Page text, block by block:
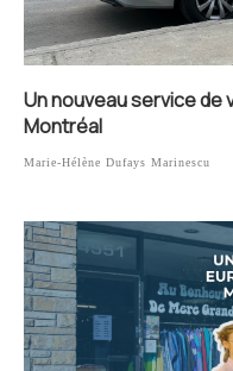
Un nouveau service
Montréal
Marie-Hélène Dufays Marinescu